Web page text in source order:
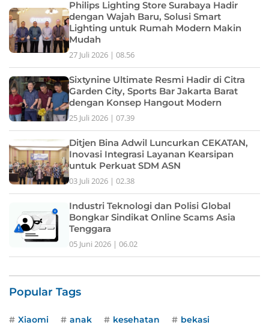
Philips Lighting Store Surabaya Hadir
dengan Wajah Baru, Solusi Smart
Lighting untuk Rumah Modern Makin
Mudah
27 Juli 2026 | 08.56
Sixtynine Ultimate Resmi Hadir di Citra
Garden City, Sports Bar Jakarta Barat
dengan Konsep Hangout Modern
25 Juli 2026 | 07.39
Ditjen Bina Adwil Luncurkan CEKATAN,
Inovasi Integrasi Layanan Kearsipan
untuk Perkuat SDM ASN
03 Juli 2026 | 02.38
Industri Teknologi dan Polisi Global
Bongkar Sindikat Online Scams Asia
Tenggara
05 Juni 2026 | 06.02
Popular Tags
Xiaomi anak kesehatan bekasi